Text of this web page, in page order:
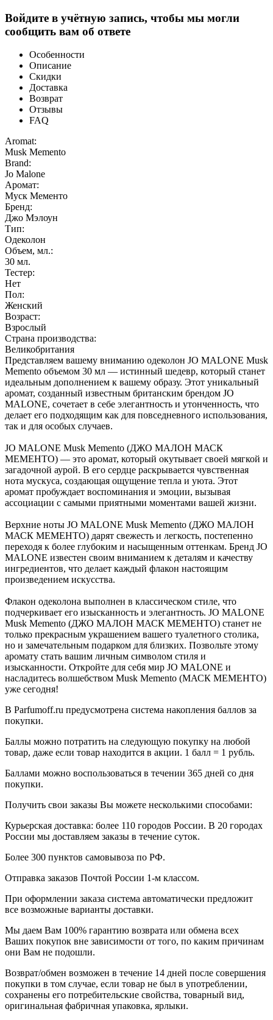
Войдите в учётную запись, чтобы мы могли
сообщить вам об ответе
Особенности
Описание
Скидки
Доставка
Возврат
Отзывы
FAQ
Aromat:
Musk Memento
Brand:
Jo Malone
Аромат:
Муск Мементо
Бренд:
Джо Мэлоун
Тип:
Одеколон
Объем, мл.:
30 мл.
Тестер:
Нет
Пол:
Женский
Возраст:
Взрослый
Страна производства:
Великобритания
Представляем вашему вниманию одеколон JO MALONE Musk
Memento объемом 30 мл — истинный шедевр, который станет
идеальным дополнением к вашему образу. Этот уникальный
аромат, созданный известным британским брендом JO
MALONE, сочетает в себе элегантность и утонченность, что
делает его подходящим как для повседневного использования,
так и для особых случаев.
JO MALONE Musk Memento (ДЖО МАЛОН МАСК
МЕМЕНТО) — это аромат, который окутывает своей мягкой и
загадочной аурой. В его сердце раскрывается чувственная
нота мускуса, создающая ощущение тепла и уюта. Этот
аромат пробуждает воспоминания и эмоции, вызывая
ассоциации с самыми приятными моментами вашей жизни.
Верхние ноты JO MALONE Musk Memento (ДЖО МАЛОН
МАСК МЕМЕНТО) дарят свежесть и легкость, постепенно
переходя к более глубоким и насыщенным оттенкам. Бренд JO
MALONE известен своим вниманием к деталям и качеству
ингредиентов, что делает каждый флакон настоящим
произведением искусства.
Флакон одеколона выполнен в классическом стиле, что
подчеркивает его изысканность и элегантность. JO MALONE
Musk Memento (ДЖО МАЛОН МАСК МЕМЕНТО) станет не
только прекрасным украшением вашего туалетного столика,
но и замечательным подарком для близких. Позвольте этому
аромату стать вашим личным символом стиля и
изысканности. Откройте для себя мир JO MALONE и
насладитесь волшебством Musk Memento (МАСК МЕМЕНТО)
уже сегодня!
В Parfumoff.ru предусмотрена система накопления баллов за
покупки.
Баллы можно потратить на следующую покупку на любой
товар, даже если товар находится в акции. 1 балл = 1 рубль.
Баллами можно воспользоваться в течении 365 дней со дня
покупки.
Получить свои заказы Вы можете несколькими способами:
Курьерская доставка: более 110 городов России. В 20 городах
России мы доставляем заказы в течение суток.
Более 300 пунктов самовывоза по РФ.
Отправка заказов Почтой России 1-м классом.
При оформлении заказа система автоматически предложит
все возможные варианты доставки.
Мы даем Вам 100% гарантию возврата или обмена всех
Ваших покупок вне зависимости от того, по каким причинам
они Вам не подошли.
Возврат/обмен возможен в течение 14 дней после совершения
покупки в том случае, если товар не был в употреблении,
сохранены его потребительские свойства, товарный вид,
оригинальная фабричная упаковка, ярлыки.